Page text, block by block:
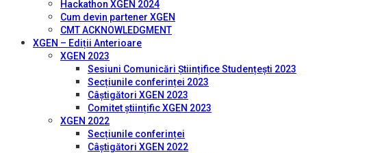
Hackathon XGEN 2024
Cum devin partener XGEN
CMT ACKNOWLEDGMENT
XGEN – Ediții Anterioare
XGEN 2023
Sesiuni Comunicări Științifice Studențești 2023
Secțiunile conferinței 2023
Câștigători XGEN 2023
Comitet științific XGEN 2023
XGEN 2022
Secțiunile conferinței
Câștigători XGEN 2022